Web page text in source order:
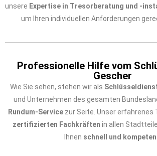
unsere Expertise in Tresorberatung und -
um Ihren individuellen Anforderungen
Professionelle Hilfe vom
Gescher
Wie Sie sehen, stehen wir als
und Unternehmen des gesamten
Rundum-Servicezur Seite. Unser erfahrenes
zertifizierten Fachkräften in allen
Ihnen schnell und